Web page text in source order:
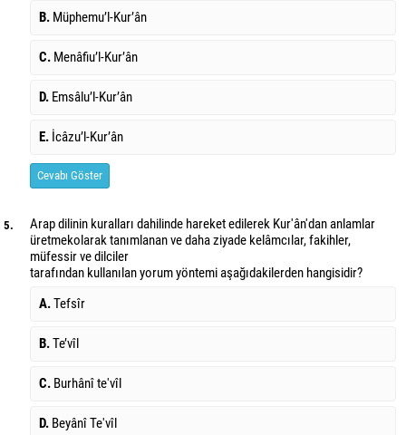
B. Müphemu’l-Kur’ân
C. Menâfiu’l-Kur’ân
D. Emsâlu’l-Kur’ân
E. İcâzu’l-Kur’ân
Cevabı Göster
5.
Arap dilinin kuralları dahilinde hareket edilerek Kur'ân'dan anlamlar
üretmekolarak tanımlanan ve daha ziyade kelâmcılar, fakihler,
müfessir ve dilciler
tarafından kullanılan yorum yöntemi aşağıdakilerden hangisidir?
A.Tefsîr
B.Te’vîl
C. Burhânî te'vîl
D. Beyânî Te'vîl